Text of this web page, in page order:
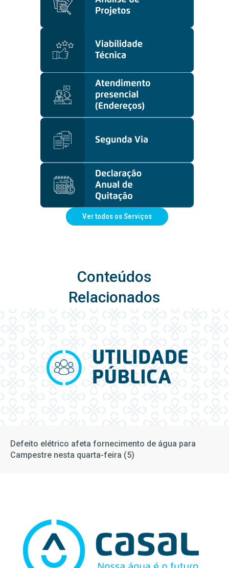
Ver todos os Serviços
Conteúdos
Relacionados
Defeito elétrico afeta fornecimento de água para
Campestre nesta quarta-feira (5)